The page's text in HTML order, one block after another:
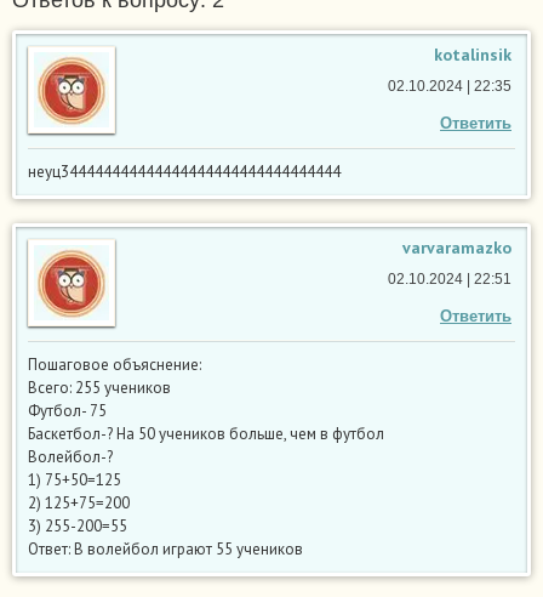
kotalinsik
Ответить
02.10.2024 | 22:35
неуц344444444444444444444444444444444
varvaramazko
Ответить
02.10.2024 | 22:51
Пошаговое объяснение:
Всего: 255 учеников
Футбол- 75
Баскетбол-? На 50 учеников больше, чем в футбол
Волейбол-?
1) 75+50=125
2) 125+75=200
3) 255-200=55
Ответ: В волейбол играют 55 учеников